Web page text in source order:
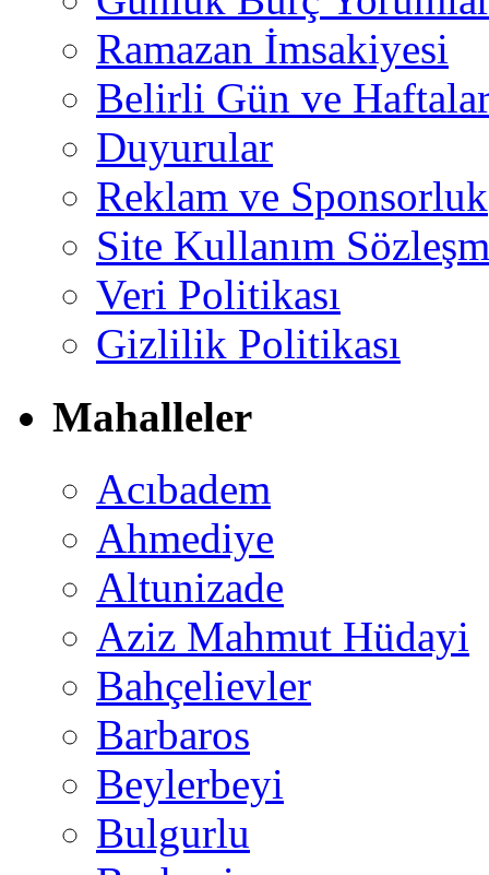
Ramazan İmsakiyesi
Belirli Gün ve
Duyurular
Reklam ve Sponsorluk
Site Kullanım
Veri Politikası
Gizlilik Politikası
Mahalleler
Acıbadem
Ahmediye
Altunizade
Aziz Mahmut Hüdayi
Bahçelievler
Barbaros
Beylerbeyi
Bulgurlu